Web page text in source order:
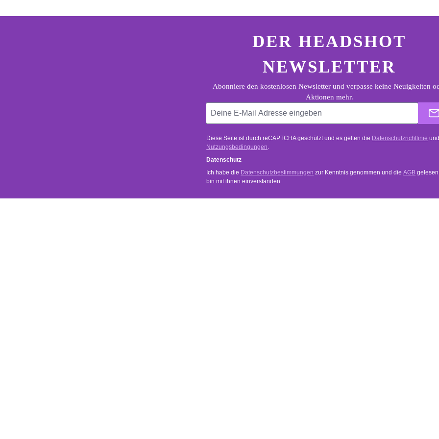
DER HEADSHOT
NEWSLETTER
Abonniere den kostenlosen Newsletter und verpasse keine Neuigkeiten
Aktionen mehr.
Diese Seite ist durch reCAPTCHA geschützt und es gelten die Datenschutzrichtlinie und
Nutzungsbedingungen.
Datenschutz
Ich habe die Datenschutzbestimmungen zur Kenntnis genommen und dieAGB gelesen
bin mit ihnen einverstanden.